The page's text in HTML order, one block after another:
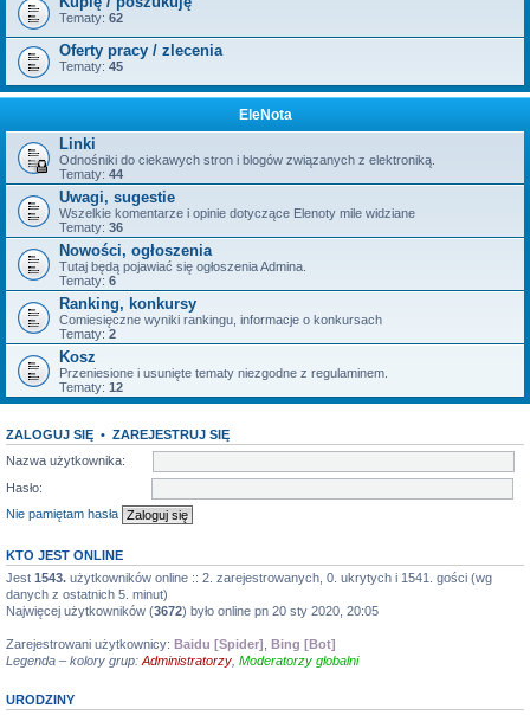
Tematy: 62
Oferty pracy / zlecenia
Tematy: 45
EleNota
Linki
Odnośniki do ciekawych stron i blogów związanych z elektroniką.
Tematy: 44
Uwagi, sugestie
Wszelkie komentarze i opinie dotyczące Elenoty mile widziane
Tematy: 36
Nowości, ogłoszenia
Tutaj będą pojawiać się ogłoszenia Admina.
Tematy: 6
Ranking, konkursy
Comiesięczne wyniki rankingu, informacje o konkursach
Tematy: 2
Kosz
Przeniesione i usunięte tematy niezgodne z regulaminem.
Tematy: 12
ZALOGUJ SIĘ • ZAREJESTRUJ SIĘ
Nazwa użytkownika:
Hasło:
Nie pamiętam hasła
KTO JEST ONLINE
Jest 1543. użytkowników online :: 2. zarejestrowanych, 0. ukrytych i 1541. gości (wg
danych z ostatnich 5. minut)
Najwięcej użytkowników (3672) było online pn 20 sty 2020, 20:05
Zarejestrowani użytkownicy: Baidu [Spider] Bing [Bot]
Legenda – kolory grup: Administratorzy Moderatorzy globalni
URODZINY